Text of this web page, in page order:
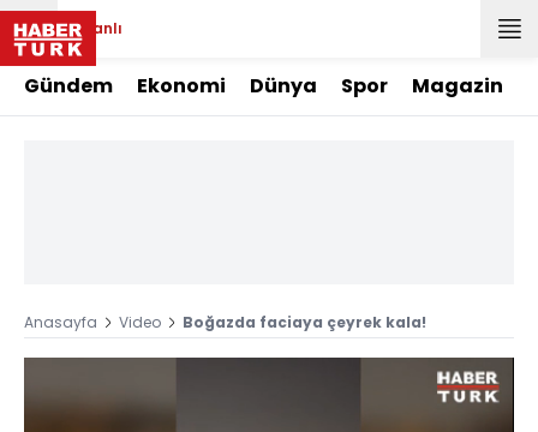
Canlı
Gündem Ekonomi Dünya Spor Magazin
Anasayfa Video Boğazda faciaya çeyrek kala!